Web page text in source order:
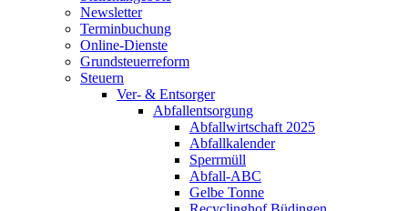
Newsletter
Terminbuchung
Online-Dienste
Grundsteuerreform
Steuern
Ver- & Entsorger
Abfallentsorgung
Abfallwirtschaft 2025
Abfallkalender
Sperrmüll
Abfall-ABC
Gelbe Tonne